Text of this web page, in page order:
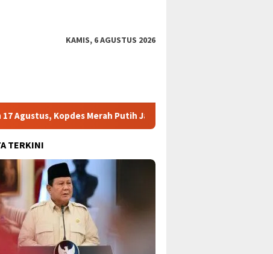
KAMIS, 6 AGUSTUS 2026
Merah Putih Jadi Titik Distribusi
TERKINI